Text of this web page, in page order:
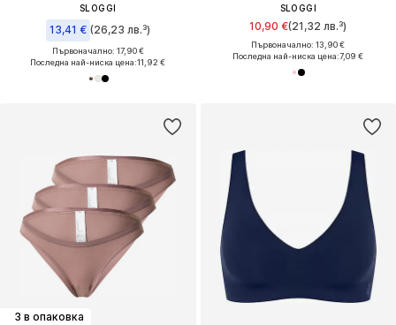
SLOGGI
13,41 € (26,23 лв.³)
Първоначално: 17,90 €
Последна най-ниска цена:11,92 €
SLOGGI
10,90 €(21,32 лв.³)
Първоначално: 13,90 €
Последна най-ниска цена:7,09 €
3 в опаковка